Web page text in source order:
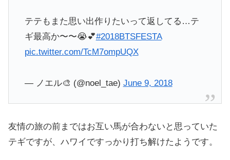
テテもまた思い出作りたいって返してる…テ
ギ最高か〜〜😭💕#2018BTSFESTA
pic.twitter.com/TcM7ompUQX
— ノエル🎨 (@noel_tae) June 9, 2018
友情の旅の前まではお互い馬が合わないと思っていた
テギですが、ハワイですっかり打ち解けたようです。